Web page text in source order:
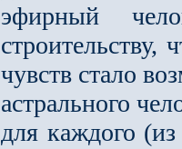
эфирный
строительству,
чувств стало
астрального
для каждого